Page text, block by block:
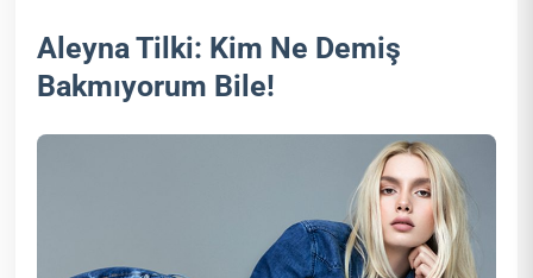
Aleyna Tilki: Kim Ne Demiş
Bakmıyorum Bile!